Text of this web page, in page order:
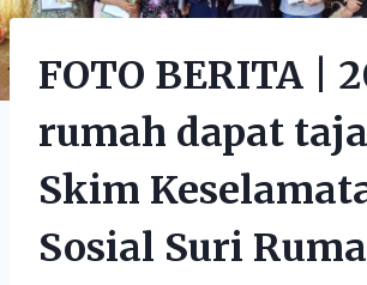
FOTO BERITA |
rumah dapat
Skim
Sosial Suri